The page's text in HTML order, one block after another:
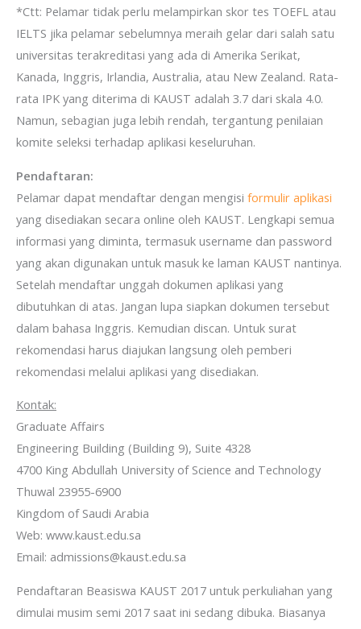
*Ctt: Pelamar tidak perlu melampirkan skor tes TOEFL atau
IELTS jika pelamar sebelumnya meraih gelar dari salah satu
universitas terakreditasi yang ada di Amerika Serikat,
Kanada, Inggris, Irlandia, Australia, atau New Zealand. Rata-
rata IPK yang diterima di KAUST adalah 3.7 dari skala 4.0.
Namun, sebagian juga lebih rendah, tergantung penilaian
komite seleksi terhadap aplikasi keseluruhan.
Pendaftaran:
Pelamar dapat mendaftar dengan mengisi formulir aplikasi
yang disediakan secara online oleh KAUST. Lengkapi semua
informasi yang diminta, termasuk username dan password
yang akan digunakan untuk masuk ke laman KAUST nantinya.
Setelah mendaftar unggah dokumen aplikasi yang
dibutuhkan di atas. Jangan lupa siapkan dokumen tersebut
dalam bahasa Inggris. Kemudian discan. Untuk surat
rekomendasi harus diajukan langsung oleh pemberi
rekomendasi melalui aplikasi yang disediakan.
Kontak:
Graduate Affairs
Engineering Building (Building 9), Suite 4328
4700 King Abdullah University of Science and Technology
Thuwal 23955-6900
Kingdom of Saudi Arabia
Web: www.kaust.edu.sa
Email: admissions@kaust.edu.sa
Pendaftaran Beasiswa KAUST 2017 untuk perkuliahan yang
dimulai musim semi 2017 saat ini sedang dibuka. Biasanya